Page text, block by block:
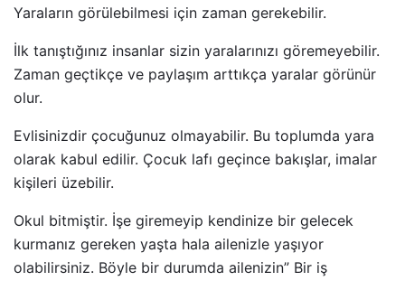
Yaraların görülebilmesi için zaman gerekebilir.
İlk tanıştığınız insanlar sizin yaralarınızı göremeyebilir.
Zaman geçtikçe ve paylaşım arttıkça yaralar görünür
olur.
Evlisinizdir çocuğunuz olmayabilir. Bu toplumda yara
olarak kabul edilir. Çocuk lafı geçince bakışlar, imalar
kişileri üzebilir.
Okul bitmiştir. İşe giremeyip kendinize bir gelecek
kurmanız gereken yaşta hala ailenizle yaşıyor
olabilirsiniz. Böyle bir durumda ailenizin” Bir iş